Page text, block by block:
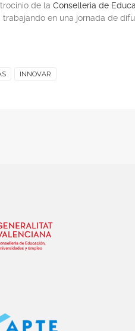
de laConselleria de
en una jornada de
INNOVAR